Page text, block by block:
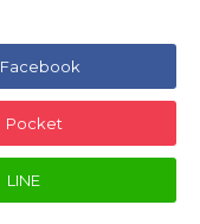
Facebook
Pocket
LINE